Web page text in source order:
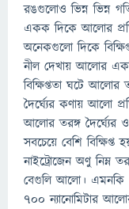
রঙগুলোও ভিন্ন ভিন্ন
একক দিকে আলোর
অনেকগুলো দিকে
নীল দেখায় আলোর
বিক্ষিপ্ততা ঘটে
দৈর্ঘ্যের কণায় আলো
আলোর তরঙ্গ দৈর্ঘ্যের
সবচেয়ে বেশি বিক্ষিপ্ত
নাইট্রোজেন অণু নিম্ন
বেগুলি আলো। এমনকি
৭০০ ন্যানোমিটার